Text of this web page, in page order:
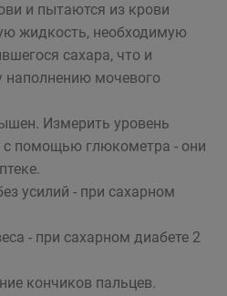
и пытаются из крови
жидкость, необходимую
сахара, что и
наполнению мочевого
Измерить уровень
помощью глюкометра - они
усилий - при сахарном
- при сахарном диабете 2
кончиков пальцев.